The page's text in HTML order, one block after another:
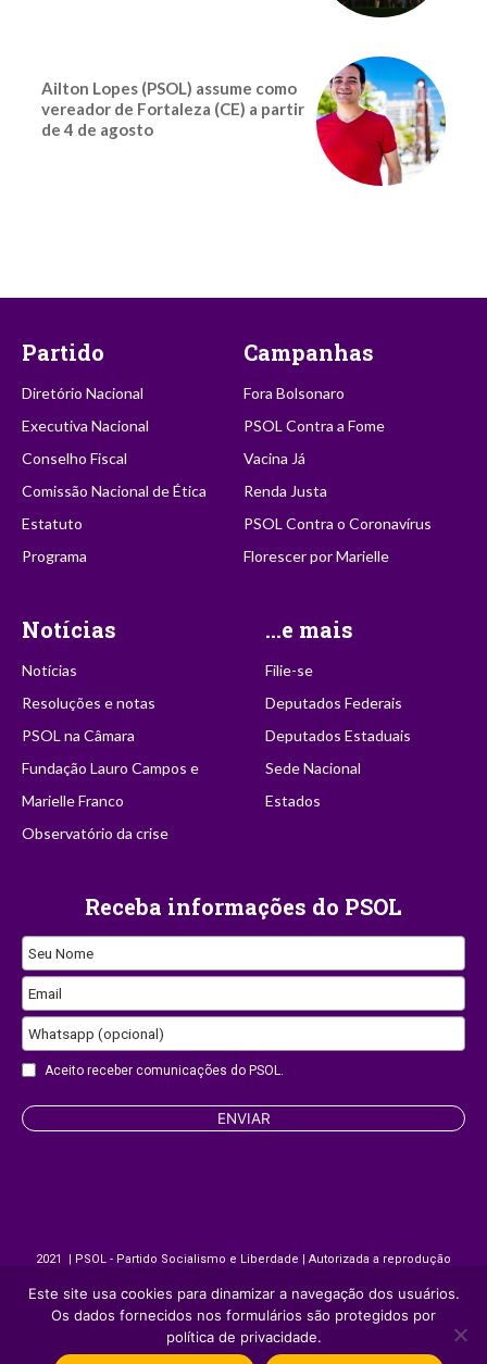
Ailton Lopes (PSOL) assume como
vereador de Fortaleza (CE) a partir
de 4 de agosto
Partido
Diretório Nacional
Executiva Nacional
Conselho Fiscal
Comissão Nacional de Ética
Estatuto
Programa
Campanhas
Fora Bolsonaro
PSOL Contra a Fome
Vacina Já
Renda Justa
PSOL Contra o Coronavírus
Florescer por Marielle
Notícias
Notícias
Resoluções e notas
PSOL na Câmara
Fundação Lauro Campos e
Marielle Franco
Observatório da crise
...e mais
Filie-se
Deputados Federais
Deputados Estaduais
Sede Nacional
Estados
Receba informações do PSOL
Seu Nome
Email
Whatsapp (opcional)
Aceito receber comunicações do PSOL.
ENVIAR
2021 | PSOL - Partido Socialismo e Liberdade | Autorizada a reprodução
desde que citada a fonte.
Site desenvolvido porAppmobi
Este site usa cookies para dinamizar a navegação dos usuários.
Os dados fornecidos nos formulários são protegidos por
política de privacidade.